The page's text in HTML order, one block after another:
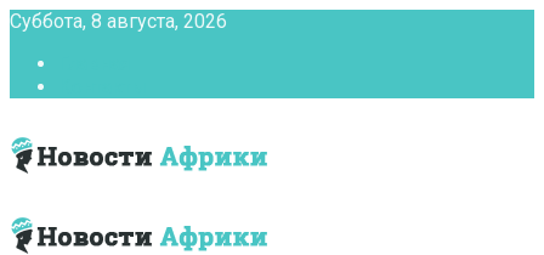
Суббота, 8 августа, 2026